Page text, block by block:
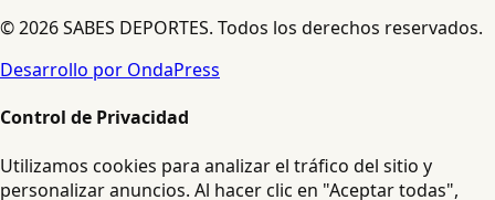
© 2026 SABES DEPORTES. Todos los derechos reservados.
Desarrollo por OndaPress
Control de Privacidad
Utilizamos cookies para analizar el tráfico del sitio y
personalizar anuncios. Al hacer clic en "Aceptar todas",